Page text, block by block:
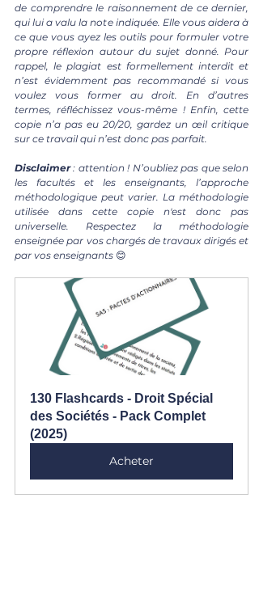
de comprendre le raisonnement de ce dernier,
qui lui a valu la note indiquée. Elle vous aidera à
ce que vous ayez les outils pour formuler votre
propre réflexion autour du sujet donné. Pour
rappel, le plagiat est formellement interdit et
n’est évidemment pas recommandé si vous
voulez vous former au droit. En d’autres
termes, réfléchissez vous-même ! Enfin, cette
copie n’a pas eu 20/20, gardez un œil critique
sur ce travail qui n’est donc pas parfait.
Disclaimer : attention ! N’oubliez pas que selon
les facultés et les enseignants, l’approche
méthodologique peut varier. La méthodologie
utilisée dans cette copie n'est donc pas
universelle. Respectez la méthodologie
enseignée par vos chargés de travaux dirigés et
par vos enseignants 😊
130 Flashcards - Droit Spécial
des Sociétés - Pack Complet
(2025)
Acheter